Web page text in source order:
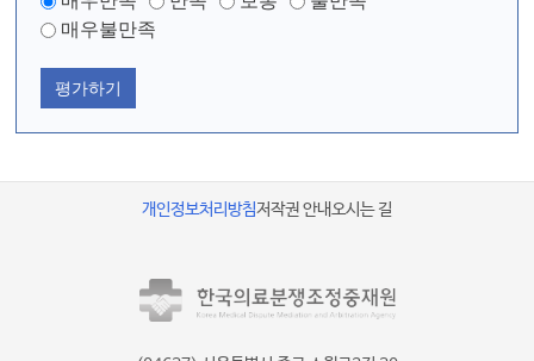
매우불만족
평가하기
개인정보처리방침저작권 안내오시는 길